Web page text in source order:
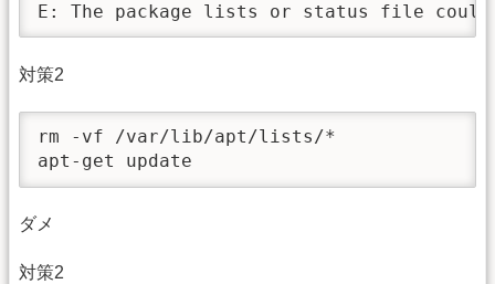
E: The package lists or status file could
対策2
rm -vf /var/lib/apt/lists/*
apt-get update
ダメ
対策2